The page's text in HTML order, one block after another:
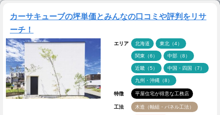
カーサキューブの坪単価とみんなの口コミや評判をリサ
ーチ！
エリア 北海道 東北（4）
関東（6） 中部（8）
近畿（5） 中国・四国（7）
九州・沖縄（8）
特徴 平屋住宅が得意な工務店
工法 木造（軸組・パネル工法）